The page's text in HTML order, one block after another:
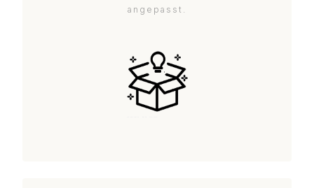
angepasst.